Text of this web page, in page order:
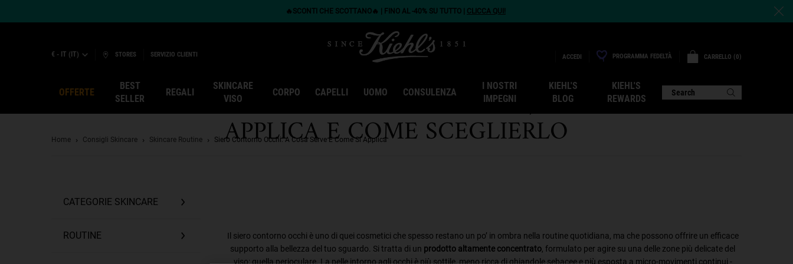
🔥SCONTI CHE SCOTTANO🔥 | FINO AL -40% SU TUTTO | CLICCA QUI!
€ - IT (IT) STORES SERVIZIO CLIENTI ACCEDI PROGRAMMA FEDELTÀ CARRELLO 0
0 PRODOTTO
OFFERTE
BEST
SELLER
REGALI
SKINCARE
VISO
CORPO CAPELLI UOMO CONSULENZA
I NOSTRI
IMPEGNI
KIEHL'S
BLOG
KIEHL'S
REWARDS
Search
SIERO CONTORNO OCCHI: COS'È, COME SI
APPLICA E COME SCEGLIERLO
Home Consigli Skincare Skincare Routine Siero Contorno Occhi: A Cosa Serve E Come Si Applica
CATEGORIE SKINCARE
ROUTINE
Il siero contorno occhi è uno di quei cosmetici che spesso restano un po’ in ombra nella routine quotidiana, ma che possono offrire un efficace
supporto alla bellezza del tuo sguardo. Si tratta di un prodotto altamente concentrato , formulato per agire su una delle zone più delicate del
viso: quella perioculare. La pelle intorno agli occhi è più sottile, meno ricca di ghiandole sebacee e più esposta a micro-movimenti continui -